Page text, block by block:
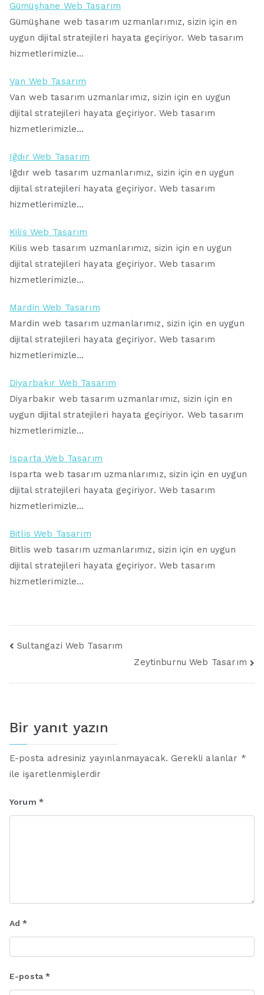
Gümüşhane Web Tasarım
Gümüşhane web tasarım uzmanlarımız, sizin için en
uygun dijital stratejileri hayata geçiriyor. Web tasarım
hizmetlerimizle…
Van Web Tasarım
Van web tasarım uzmanlarımız, sizin için en uygun
dijital stratejileri hayata geçiriyor. Web tasarım
hizmetlerimizle…
Iğdır Web Tasarım
Iğdır web tasarım uzmanlarımız, sizin için en uygun
dijital stratejileri hayata geçiriyor. Web tasarım
hizmetlerimizle…
Kilis Web Tasarım
Kilis web tasarım uzmanlarımız, sizin için en uygun
dijital stratejileri hayata geçiriyor. Web tasarım
hizmetlerimizle…
Mardin Web Tasarım
Mardin web tasarım uzmanlarımız, sizin için en uygun
dijital stratejileri hayata geçiriyor. Web tasarım
hizmetlerimizle…
Diyarbakır Web Tasarım
Diyarbakır web tasarım uzmanlarımız, sizin için en
uygun dijital stratejileri hayata geçiriyor. Web tasarım
hizmetlerimizle…
Isparta Web Tasarım
Isparta web tasarım uzmanlarımız, sizin için en uygun
dijital stratejileri hayata geçiriyor. Web tasarım
hizmetlerimizle…
Bitlis Web Tasarım
Bitlis web tasarım uzmanlarımız, sizin için en uygun
dijital stratejileri hayata geçiriyor. Web tasarım
hizmetlerimizle…
Yazı
Sultangazi Web Tasarım
Zeytinburnu Web Tasarım
Bir yanıt yazın
E-posta adresiniz yayınlanmayacak. Gerekli alanlar *
ile işaretlenmişlerdir
Yorum *
Ad*
E-posta*